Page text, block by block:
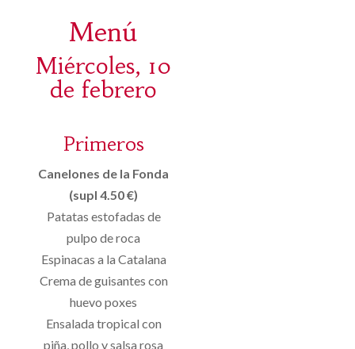
Menú
Miércoles, 10
de febrero
Primeros
Canelones de la Fonda
(supl 4.50 €)
Patatas estofadas de
pulpo de roca
Espinacas a la Catalana
Crema de guisantes con
huevo poxes
Ensalada tropical con
piña, pollo y salsa rosa